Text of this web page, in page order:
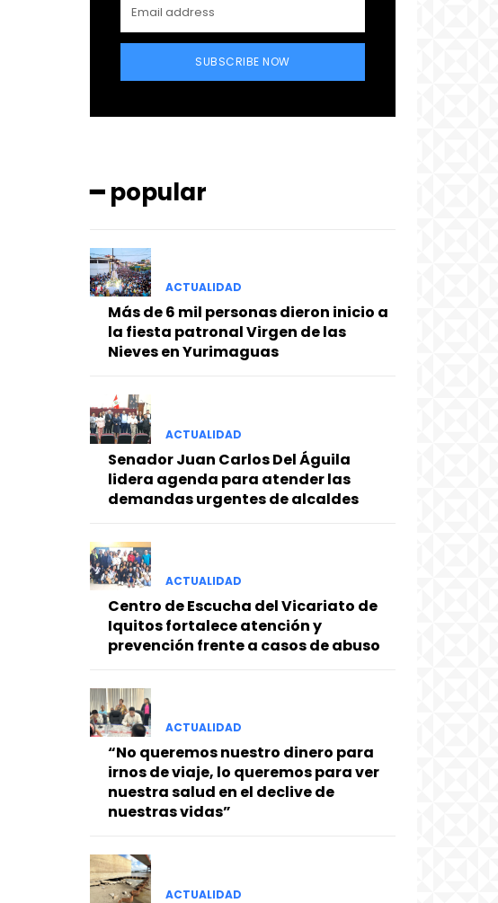
SUBSCRIBE NOW
━ popular
ACTUALIDAD
Más de 6 mil personas dieron inicio a
la fiesta patronal Virgen de las
Nieves en Yurimaguas
ACTUALIDAD
Senador Juan Carlos Del Águila
lidera agenda para atender las
demandas urgentes de alcaldes
ACTUALIDAD
Centro de Escucha del Vicariato de
Iquitos fortalece atención y
prevención frente a casos de abuso
ACTUALIDAD
“No queremos nuestro dinero para
irnos de viaje, lo queremos para ver
nuestra salud en el declive de
nuestras vidas”
ACTUALIDAD